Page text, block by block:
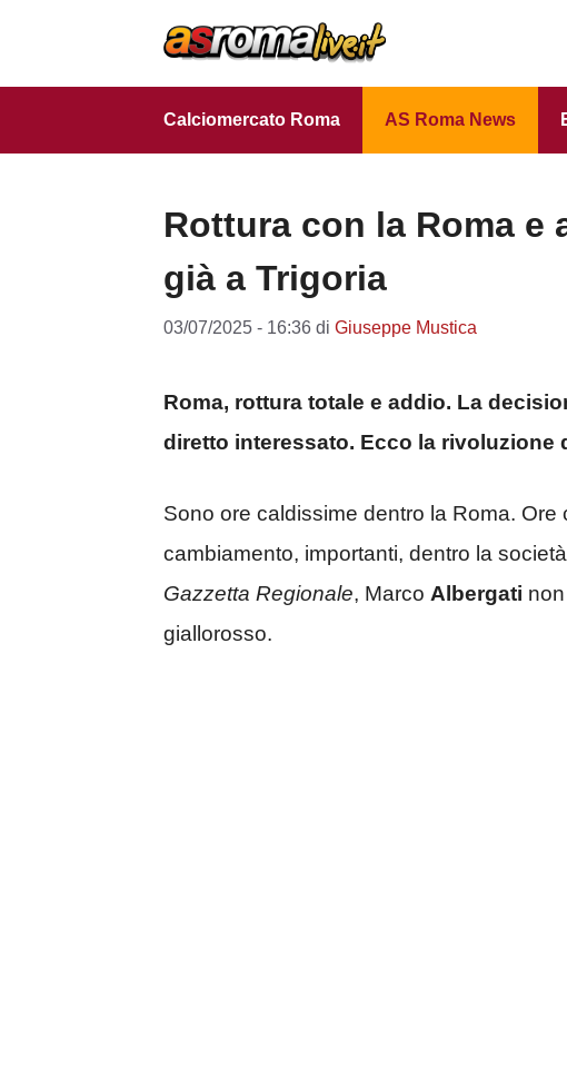
Calciomercato Roma AS Roma News
Rottura con la Roma
già a Trigoria
03/07/2025 - 16:36 di Giuseppe Mustica
Roma, rottura totale e addio. La
diretto interessato. Ecco la rivoluzione
Sono ore caldissime dentro la Roma.
cambiamento, importanti, dentro la
Gazzetta Regionale, Marco Albergati
giallorosso.